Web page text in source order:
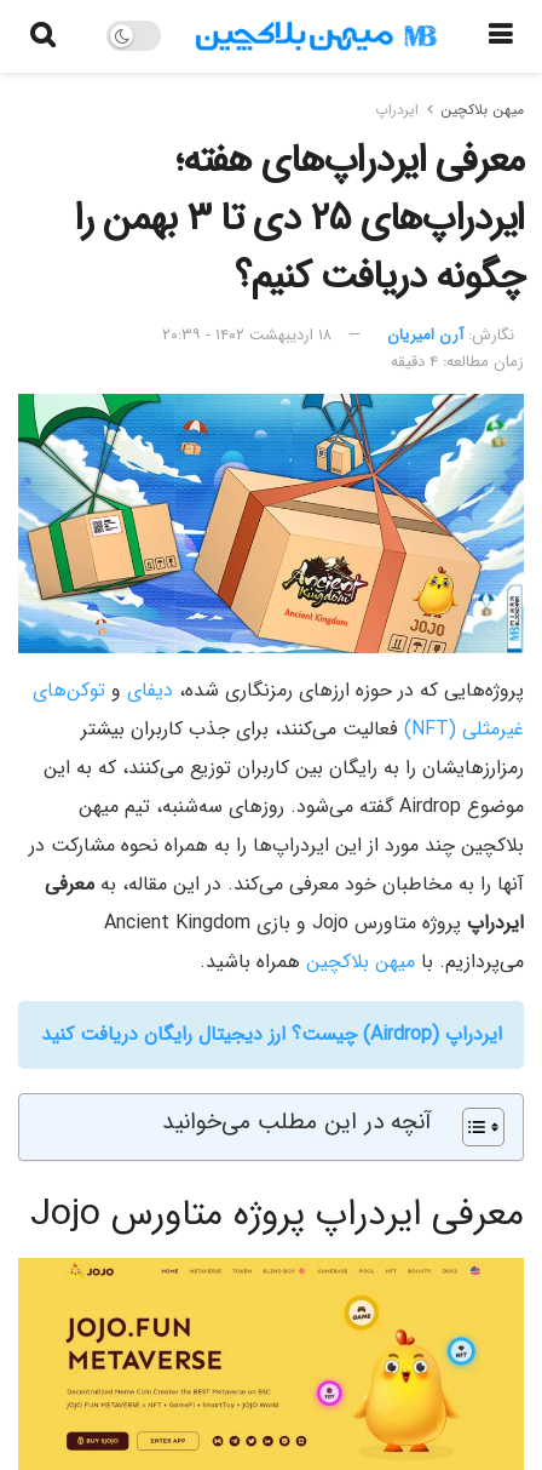
میهن بلاکچین ایردراپ
معرفی ایردراپ‌های هفته؛
ایردراپ‌های ۲۵ دی تا ۳ بهمن را
چگونه دریافت کنیم؟
نگارش:‌ آرن امیریان
۱۸ اردیبهشت ۱۴۰۲ - ۲۰:۳۹
زمان مطالعه: ۴ دقیقه
پروژه‌هایی که در حوزه ارزهای رمزنگاری شده، دیفای و توکن‌های
غیرمثلی (NFT)
فعالیت می‌کنند، برای جذب کاربران بیشتر
رمزارزهایشان را به رایگان بین کاربران توزیع می‌کنند، که به این
موضوع Airdrop گفته می‌شود. روزهای سه‌شنبه، تیم میهن
بلاکچین چند مورد از این ایردراپ‌ها را به همراه نحوه مشارکت در
آنها را به مخاطبان خود معرفی می‌کند. در این مقاله، به معرفی
ایردراپ
پروژه متاورس Jojo و بازی Ancient Kingdom
می‌پردازیم. با میهن بلاکچین همراه باشید.
ایردراپ (Airdrop) چیست؟ ارز دیجیتال رایگان دریافت کنید
آنچه در این مطلب می‌خوانید
معرفی ایردراپ پروژه متاورس Jojo